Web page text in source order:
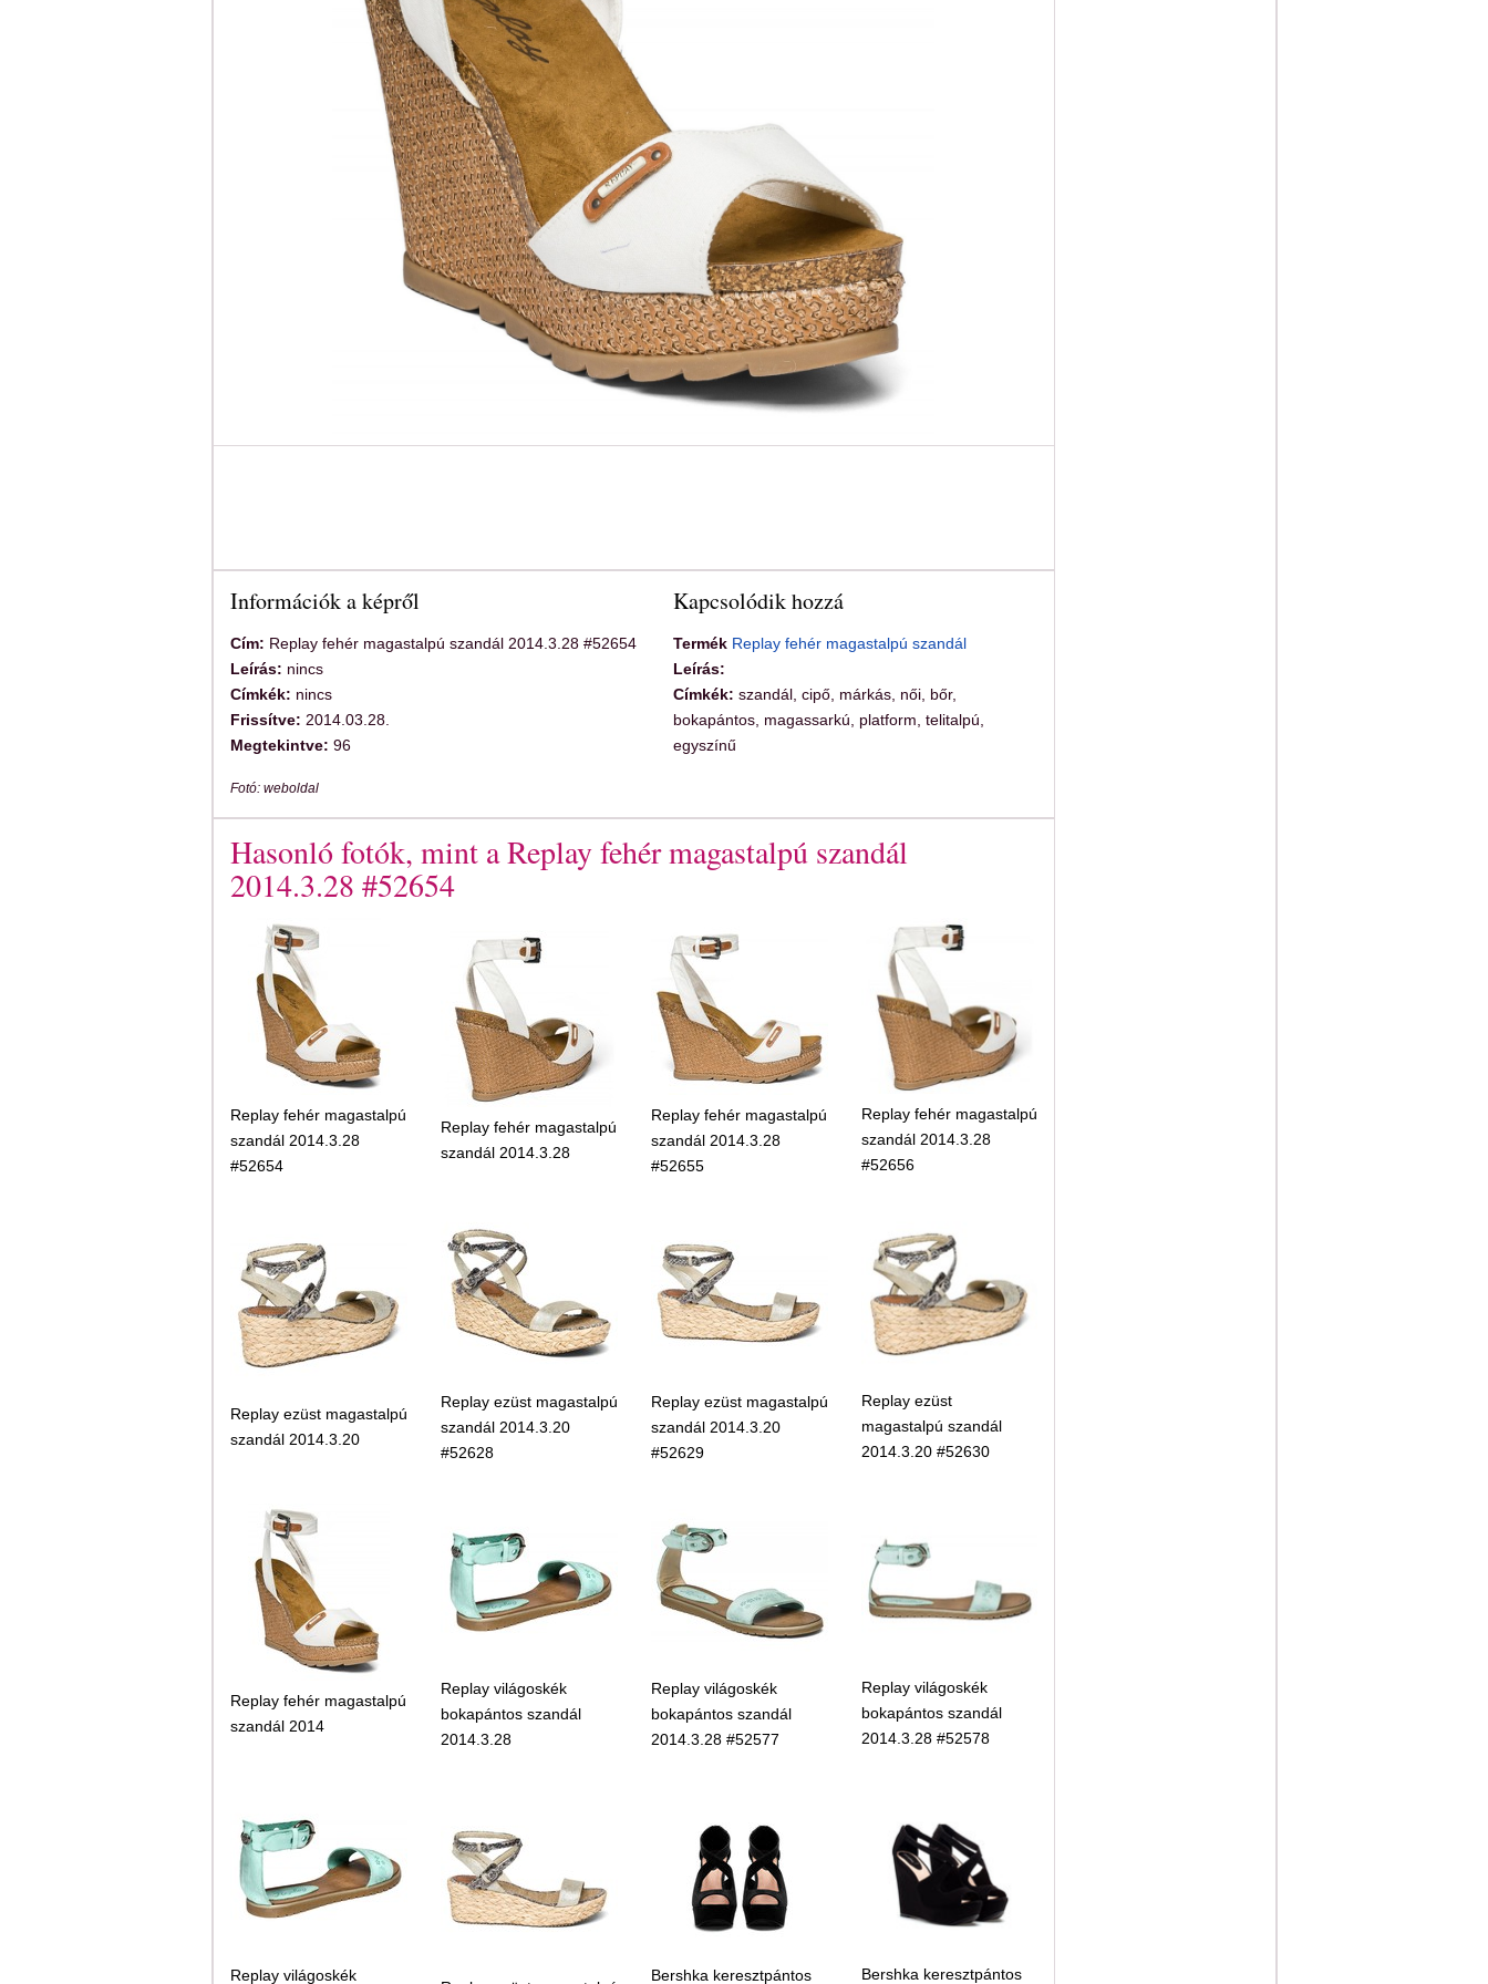
Információk a képről
Cím: Replay fehér magastalpú szandál 2014.3.28 #52654
Leírás: nincs
Címkék: nincs
Frissítve: 2014.03.28.
Megtekintve: 96
Kapcsolódik hozzá
Termék Replay fehér magastalpú szandál
Leírás:
Címkék: szandál, cipő, márkás, női, bőr,
bokapántos, magassarkú, platform, telitalpú,
egyszínű
Fotó: weboldal
Hasonló fotók, mint a Replay fehér magastalpú szandál
2014.3.28 #52654
Replay fehér magastalpú
szandál 2014.3.28
#52654
Replay fehér magastalpú
szandál 2014.3.28
Replay fehér magastalpú
szandál 2014.3.28
#52655
Replay fehér magastalpú
szandál 2014.3.28
#52656
Replay ezüst magastalpú
szandál 2014.3.20
Replay ezüst magastalpú
szandál 2014.3.20
#52628
Replay ezüst magastalpú
szandál 2014.3.20
#52629
Replay ezüst
magastalpú szandál
2014.3.20 #52630
Replay fehér magastalpú
szandál 2014
Replay világoskék
bokapántos szandál
2014.3.28
Replay világoskék
bokapántos szandál
2014.3.28 #52577
Replay világoskék
bokapántos szandál
2014.3.28 #52578
Replay világoskék Bershka keresztpántos Bershka keresztpántos